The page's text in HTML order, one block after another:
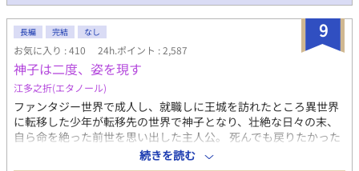
9
長編 完結 なし
お気に入り : 410 24h.ポイント : 2,587
神子は二度、姿を現す
江多之折(エタノール)
ファンタジー世界で成人し、就職しに王城を訪れたところ異世界
に転移した少年が転移先の世界で神子となり、壮絶な日々の末、
自ら命を絶った前世を思い出した主人公。 死んでも戻りたかった
元の世界には戻ることなく異世界で生まれ変わっていた事に絶望
したが 神子が亡くなった後に取り残された王子の苦しみを知り、
続きを読む